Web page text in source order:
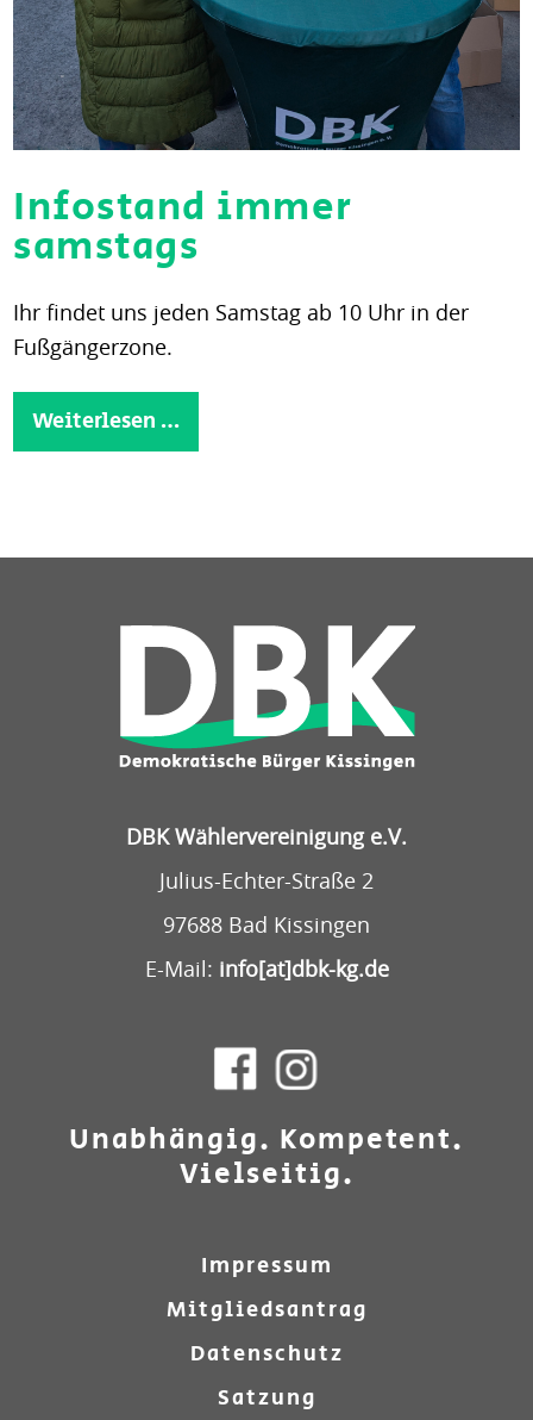
Infostand immer
samstags
Ihr findet uns jeden Samstag ab 10 Uhr in der
Fußgängerzone.
Weiterlesen …
DBK Wählervereinigung e.V.
Julius-Echter-Straße 2
97688 Bad Kissingen
E-Mail: info[at]dbk-kg.de
Unabhängig. Kompetent.
Vielseitig.
Impressum
Mitgliedsantrag
Datenschutz
Satzung